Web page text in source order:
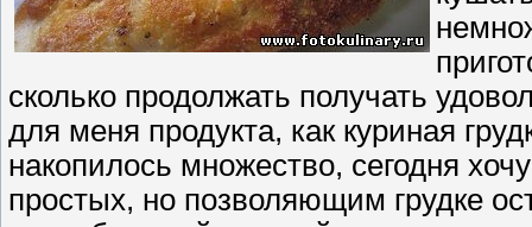
сколько продолжать получать
для меня продукта, как куриная
накопилось множество, сегодня
простых, но позволяющим грудке